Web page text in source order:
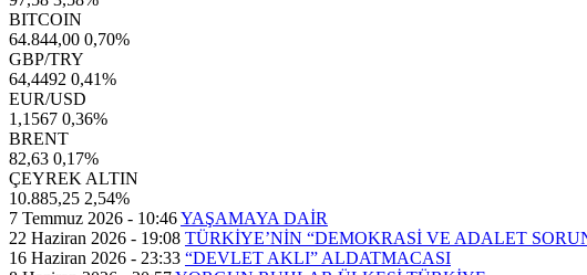
BITCOIN
64.844,00 0,70%
GBP/TRY
64,4492 0,41%
EUR/USD
1,1567 0,36%
BRENT
82,63 0,17%
ÇEYREK ALTIN
10.885,25 2,54%
7 Temmuz 2026 - 10:46YAŞAMAYA DAİR
22 Haziran 2026 - 19:08 TÜRKİYE’NİN “DEMOKRASİ VE ADALET
16 Haziran 2026 - 23:33 “DEVLET AKLI” ALDATMACASI